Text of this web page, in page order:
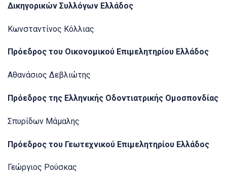
Δικηγορικών Συλλόγων Ελλάδος
Κωνσταντίνος Κόλλιας
Πρόεδρος του Οικονομικού Επιμελητηρίου Ελλάδος
Αθανάσιος Δεβλιώτης
Πρόεδρος της Ελληνικής Οδοντιατρικής Ομοσπονδίας
Σπυρίδων Μάμαλης
Πρόεδρος του Γεωτεχνικού Επιμελητηρίου Ελλάδος
Γεώργιος Ρούσκας